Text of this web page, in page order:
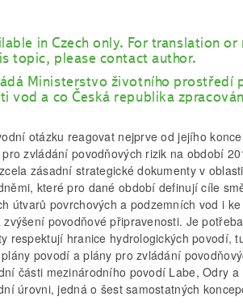
in Czech only. For translation or
topic, please contact author.
Ministerstvo životního prostředí
vod a co Česká republika
otázku reagovat nejprve od jejího
zvládání povodňových rizik na období
zásadní strategické dokumenty v
které pro dané období definují cíle
útvarů povrchových a podzemních vod i
povodňové připravenosti. Je
respektují hranice hydrologických povodí,
povodí a plány pro zvládání
části mezinárodního povodí Labe, Odry a
úrovni, jedná o šest samostatných